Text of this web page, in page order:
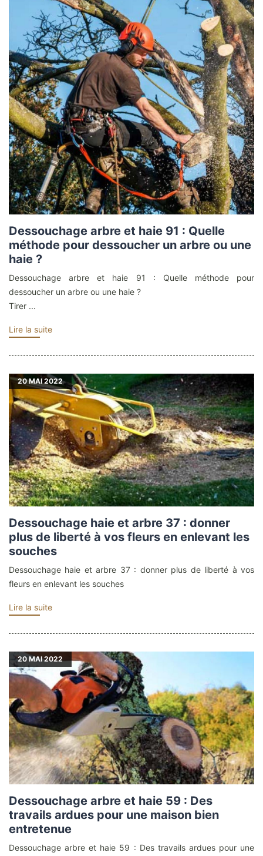
Dessouchage arbre et haie 91 : Quelle
méthode pour dessoucher un arbre ou une
haie ?
Dessouchage arbre et haie 91 : Quelle méthode pour
dessoucher un arbre ou une haie ?
Tirer ...
Lire la suite
20MAI 2022
Dessouchage haie et arbre 37 : donner
plus de liberté à vos fleurs en enlevant les
souches
Dessouchage haie et arbre 37 : donner plus de liberté à vos
fleurs en enlevant les souches
Lire la suite
20 MAI 2022
Dessouchage arbre et haie 59 : Des
travails ardues pour une maison bien
entretenue
Dessouchage arbre et haie 59 : Des travails ardues pour une